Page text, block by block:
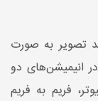
تصویر به صورت
انیمیشن‌های دو
فریم به فریم